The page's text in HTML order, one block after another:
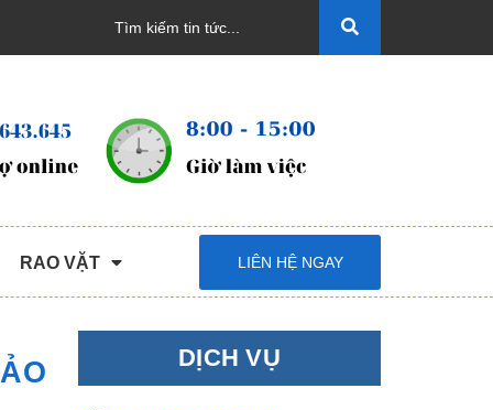
RAO VẶT LIÊN HỆ NGAY
DỊCH VỤ